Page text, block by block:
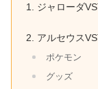
ジャローダ
アルセウス
ポケモン
グッズ